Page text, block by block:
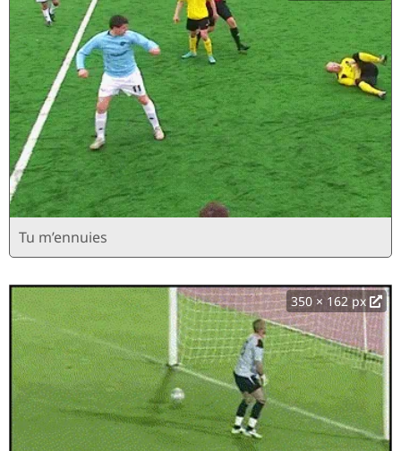
Tu m’ennuies
350 × 162 px